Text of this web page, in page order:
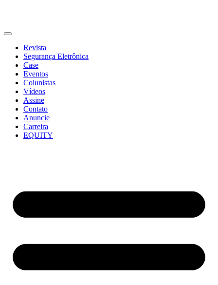
Revista
Segurança Eletrônica
Case
Eventos
Colunistas
Vídeos
Assine
Contato
Anuncie
Carreira
EQUITY